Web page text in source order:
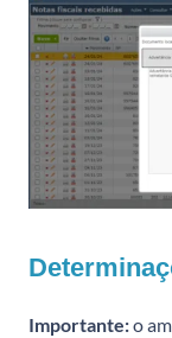
Importante:o